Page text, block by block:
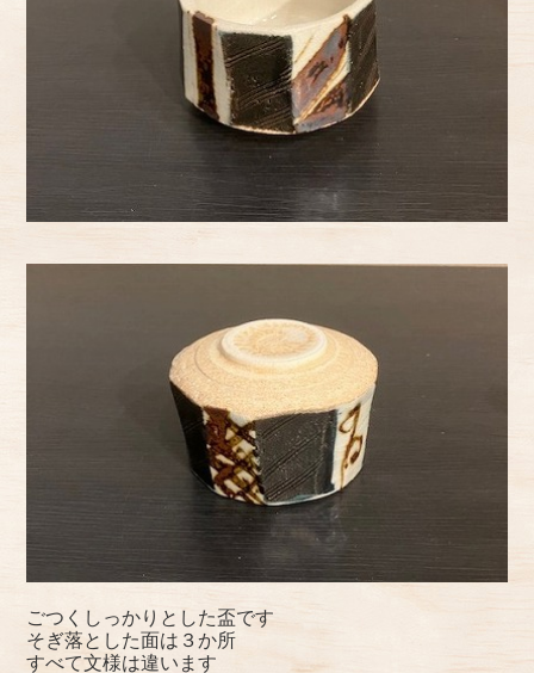
ごつくしっかりとした盃です
そぎ落とした面は３か所
すべて文様は違います